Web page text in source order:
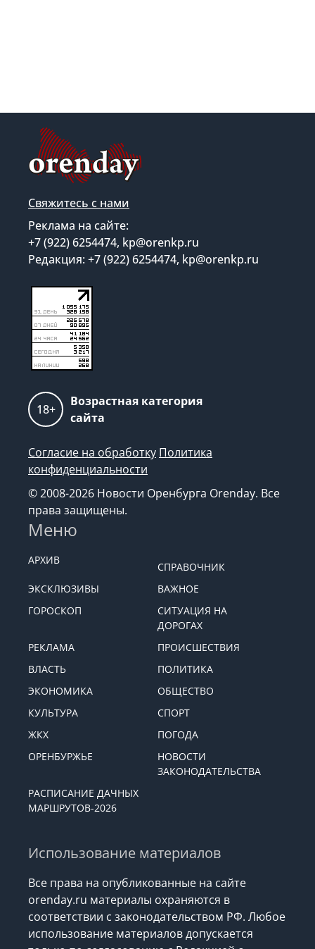
Свяжитесь с нами
Реклама на сайте:
+7 (922) 6254474, kp@orenkp.ru
Редакция: +7 (922) 6254474, kp@orenkp.ru
18+
Возрастная категория
сайта
Согласие на обработку Политика
конфиденциальности
© 2008-2026 Новости Оренбурга Orenday. Все
права защищены.
Меню
АРХИВ
СПРАВОЧНИК
ЭКСКЛЮЗИВЫ
ВАЖНОЕ
ГОРОСКОП
СИТУАЦИЯ НА
ДОРОГАХ
РЕКЛАМА
ПРОИСШЕСТВИЯ
ВЛАСТЬ
ПОЛИТИКА
ЭКОНОМИКА
ОБЩЕСТВО
КУЛЬТУРА
СПОРТ
ЖКХ
ПОГОДА
ОРЕНБУРЖЬЕ
НОВОСТИ
ЗАКОНОДАТЕЛЬСТВА
РАСПИСАНИЕ ДАЧНЫХ
МАРШРУТОВ-2026
Использование материалов
Все права на опубликованные на сайте
orenday.ru материалы охраняются в
соответствии с законодательством РФ. Любое
использование материалов допускается